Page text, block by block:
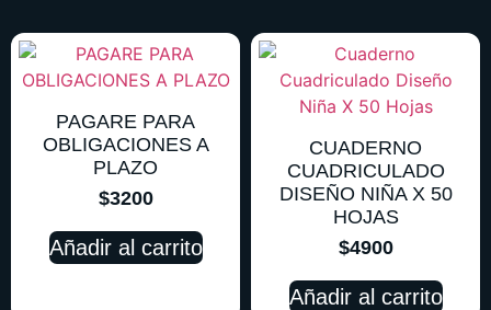
PAGARE PARA
OBLIGACIONES A
PLAZO
$3200
Añadir al carrito
CUADERNO
CUADRICULADO
DISEÑO NIÑA X 50
HOJAS
$4900
Añadir al carrito